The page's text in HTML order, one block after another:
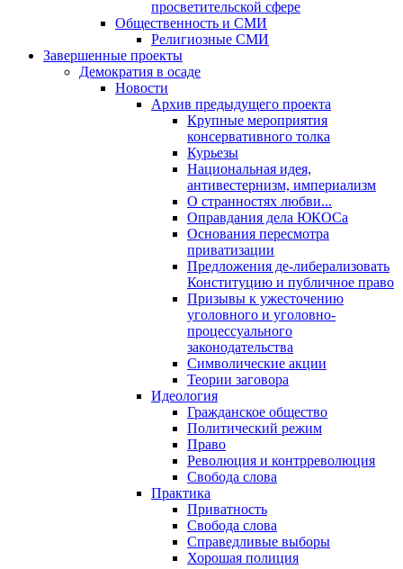
просветительской сфере
Общественность и СМИ
Религиозные СМИ
Завершенные проекты
Демократия в осаде
Новости
Архив предыдущего проекта
Крупные мероприятия
консервативного толка
Курьезы
Национальная идея,
антивестернизм, империализм
О странностях любви...
Оправдания дела ЮКОСа
Основания пересмотра
приватизации
Предложения де-либерализовать
Конституцию и публичное право
Призывы к ужесточению
уголовного и уголовно-
процессуального
законодательства
Символические акции
Теории заговора
Идеология
Гражданское общество
Политический режим
Право
Революция и контрреволюция
Свобода слова
Практика
Приватность
Свобода слова
Справедливые выборы
Хорошая полиция